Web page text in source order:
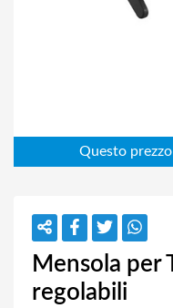
Mensola per
regolabili